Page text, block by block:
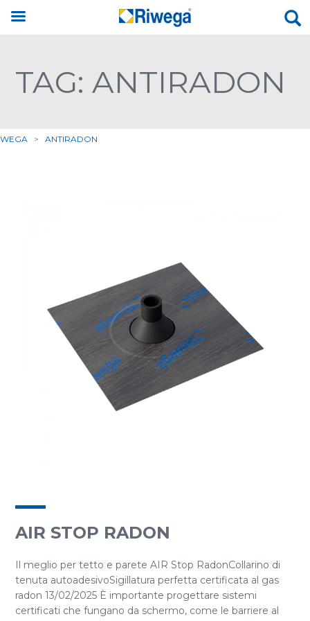
TAG: ANTIRADON
> ANTIRADON
AIR STOP RADON
Il meglio per tetto e parete AIR Stop RadonCollarino di
tenuta autoadesivoSigillatura perfetta certificata al gas
radon 13/02/2025 È importante progettare sistemi
certificati che fungano da schermo, come le barriere al